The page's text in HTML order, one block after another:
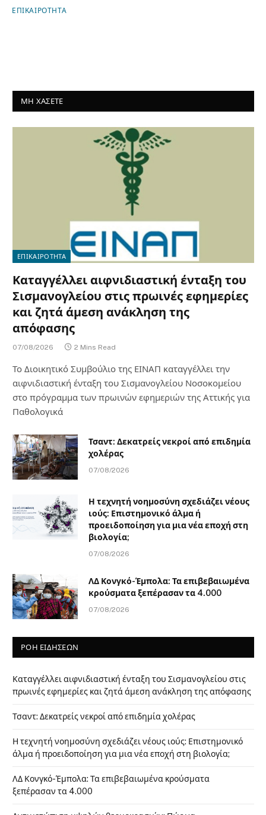
ΕΠΙΚΑΙΡΟΤΗΤΑ
ΜΗ ΧΑΣΕΤΕ
ΕΠΙΚΑΙΡΟΤΗΤΑ
Καταγγέλλει αιφνιδιαστική ένταξη του
Σισμανογλείου στις πρωινές εφημερίες
και ζητά άμεση ανάκληση της
απόφασης
07/08/2026 2 Mins Read
Το Διοικητικό Συμβούλιο της ΕΙΝΑΠ καταγγέλλει την
αιφνιδιαστική ένταξη του Σισμανογλείου Νοσοκομείου
στο πρόγραμμα των πρωινών εφημεριών της Αττικής για
Παθολογικά
Τσαντ: Δεκατρείς νεκροί από επιδημία
χολέρας
07/08/2026
Η τεχνητή νοημοσύνη σχεδιάζει νέους
ιούς: Επιστημονικό άλμα ή
προειδοποίηση για μια νέα εποχή στη
βιολογία;
07/08/2026
ΛΔ Κονγκό-Έμπολα: Τα επιβεβαιωμένα
κρούσματα ξεπέρασαν τα 4.000
07/08/2026
ΡΟΗ ΕΙΔΗΣΕΩΝ
Καταγγέλλει αιφνιδιαστική ένταξη του Σισμανογλείου στις
πρωινές εφημερίες και ζητά άμεση ανάκληση της απόφασης
Τσαντ: Δεκατρείς νεκροί από επιδημία χολέρας
Η τεχνητή νοημοσύνη σχεδιάζει νέους ιούς: Επιστημονικό
άλμα ή προειδοποίηση για μια νέα εποχή στη βιολογία;
ΛΔ Κονγκό-Έμπολα: Τα επιβεβαιωμένα κρούσματα
ξεπέρασαν τα 4.000